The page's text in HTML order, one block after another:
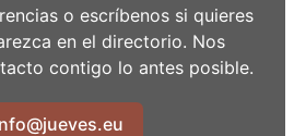
o escríbenos si quieres
en el directorio. Nos
contigo lo antes posible.